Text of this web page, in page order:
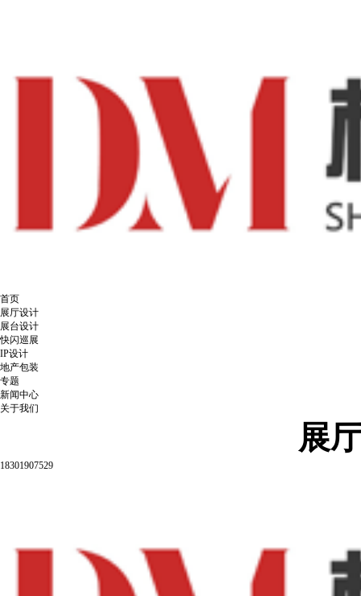
首页
展厅设计
展台设计
快闪巡展
IP设计
地产包装
专题
新闻中心
关于我们
展
18301907529